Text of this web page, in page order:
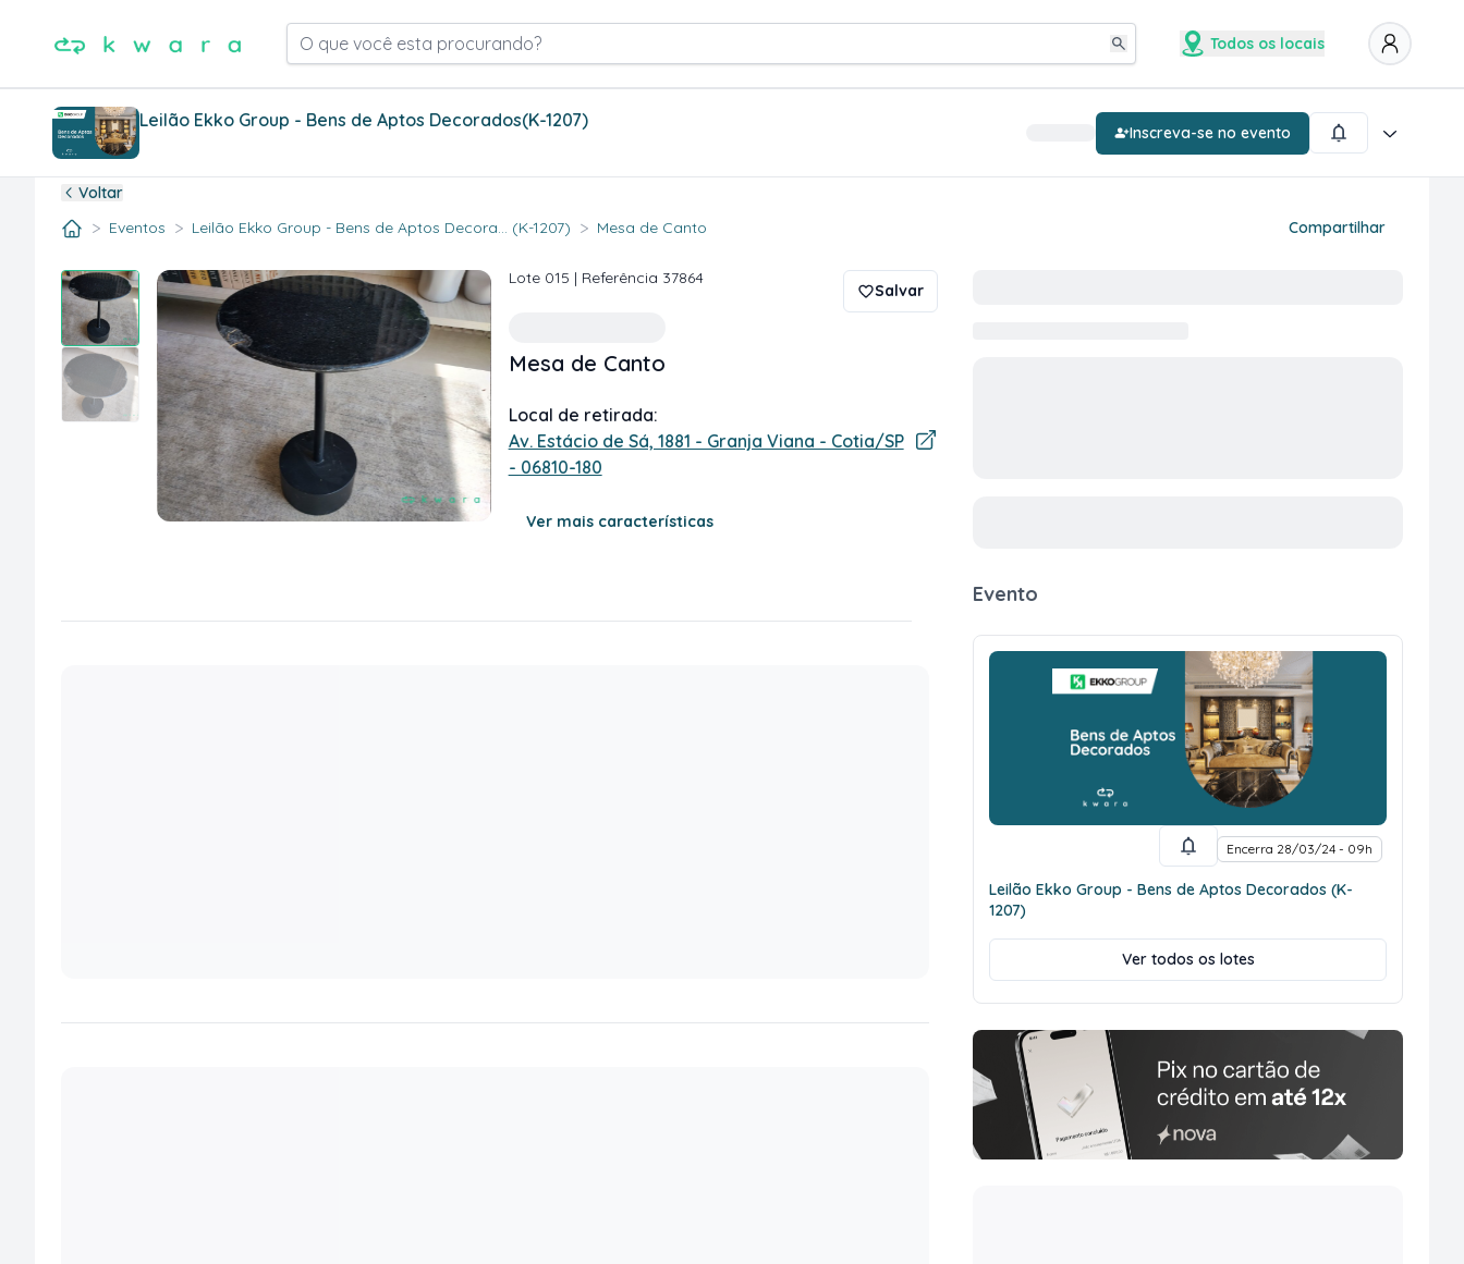
O que você esta procurando? Todos os locais
Leilão Ekko Group - Bens de Aptos Decorados(K-1207)
Inscreva-se no evento
Voltar
> Eventos > Leilão Ekko Group - Bens de Aptos Decora... (K-1207) > Mesa de Canto Compartilhar
Lote 015 | Referência 37864
Salvar
Mesa de Canto
Local de retirada:
Av. Estácio de Sá, 1881 - Granja Viana - Cotia/SP
- 06810-180
Ver mais características
Evento
Encerra 28/03/24 - 09h
Leilão Ekko Group - Bens de Aptos Decorados (K-
1207)
Ver todos os lotes